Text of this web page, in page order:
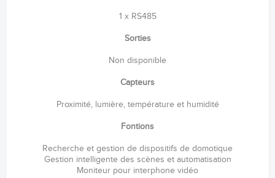
1 x RS485
Sorties
Non disponible
Capteurs
Proximité, lumière, température et humidité
Fontions
Recherche et gestion de dispositifs de domotique
Gestion intelligente des scènes et automatisation
Moniteur pour interphone vidéo